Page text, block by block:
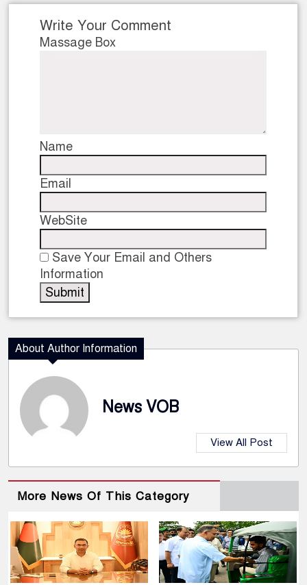
Write Your Comment
Massage Box
Name
Email
WebSite
Save Your Email and Others
Information
About Author Information
News VOB
View All Post
More News Of This Category